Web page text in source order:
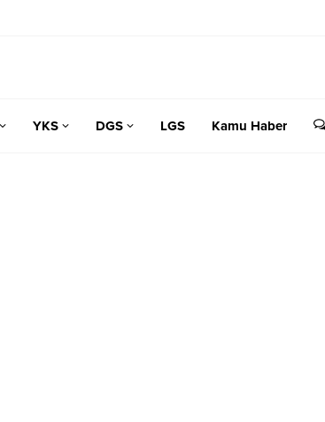
YKS DGS LGS Kamu Haber